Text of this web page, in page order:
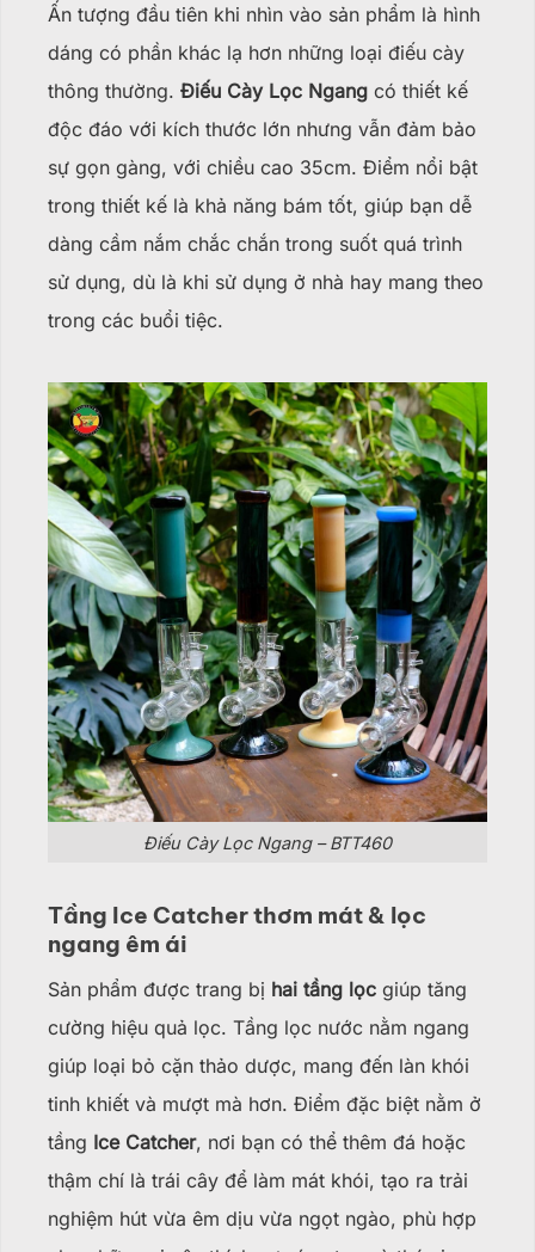
Ấn tượng đầu tiên khi nhìn vào sản phẩm là hình
dáng có phần khác lạ hơn những loại điếu cày
thông thường. Điếu Cày Lọc Ngang có thiết kế
độc đáo với kích thước lớn nhưng vẫn đảm bảo
sự gọn gàng, với chiều cao 35cm. Điểm nổi bật
trong thiết kế là khả năng bám tốt, giúp bạn dễ
dàng cầm nắm chắc chắn trong suốt quá trình
sử dụng, dù là khi sử dụng ở nhà hay mang theo
trong các buổi tiệc.
Điếu Cày Lọc Ngang – BTT460
Tầng Ice Catcher thơm mát & lọc
ngang êm ái
Sản phẩm được trang bị hai tầng lọc giúp tăng
cường hiệu quả lọc. Tầng lọc nước nằm ngang
giúp loại bỏ cặn thảo dược, mang đến làn khói
tinh khiết và mượt mà hơn. Điểm đặc biệt nằm ở
tầng Ice Catcher, nơi bạn có thể thêm đá hoặc
thậm chí là trái cây để làm mát khói, tạo ra trải
nghiệm hút vừa êm dịu vừa ngọt ngào, phù hợp